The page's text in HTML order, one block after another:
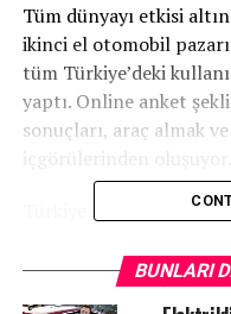
Tüm dünyayı etkisi
ikinci el otomobil
tüm Türkiye’deki
yaptı. Online anket
sonuçları, araç almak
Türkiye genelindeki
çalışması; Koronavirüs
BUNLARI